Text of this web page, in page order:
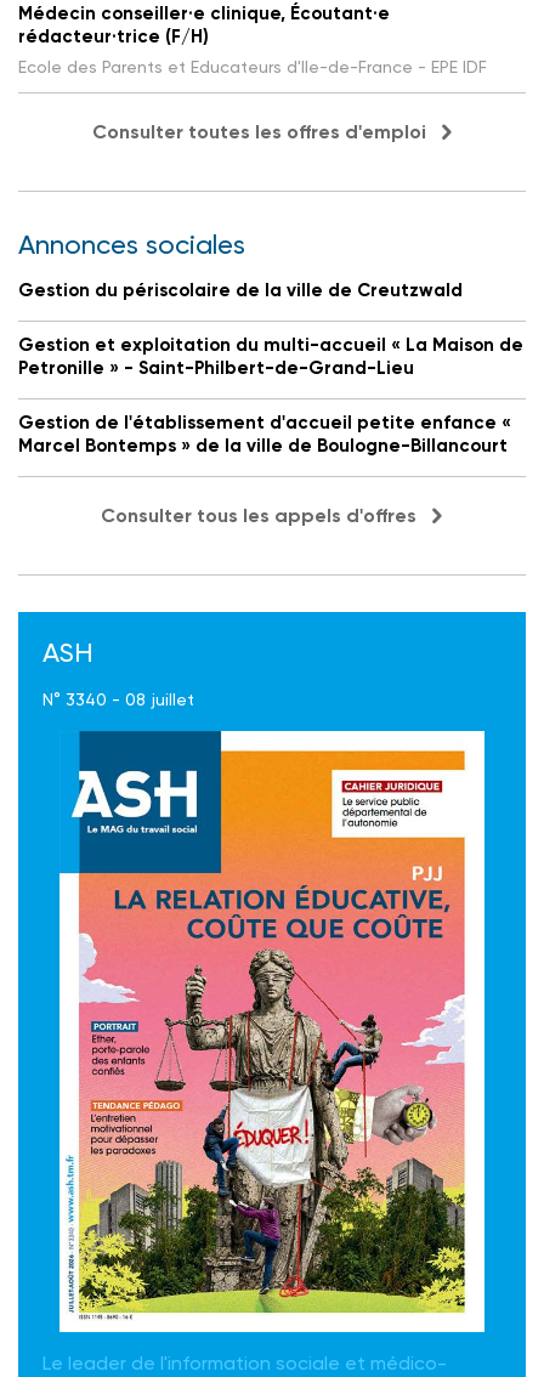
Médecin conseiller·e clinique, Écoutant·e
rédacteur·trice (F/H)
Ecole des Parents et Educateurs d'Ile-de-France - EPE IDF
Consulter toutes les offres d'emploi
Annonces sociales
Gestion du périscolaire de la ville de Creutzwald
Gestion et exploitation du multi-accueil « La Maison de
Petronille » - Saint-Philbert-de-Grand-Lieu
Gestion de l'établissement d'accueil petite enfance «
Marcel Bontemps » de la ville de Boulogne-Billancourt
Consulter tous les appels d'offres
ASH
N° 3340 - 08 juillet
Le leader de l'information sociale et médico-